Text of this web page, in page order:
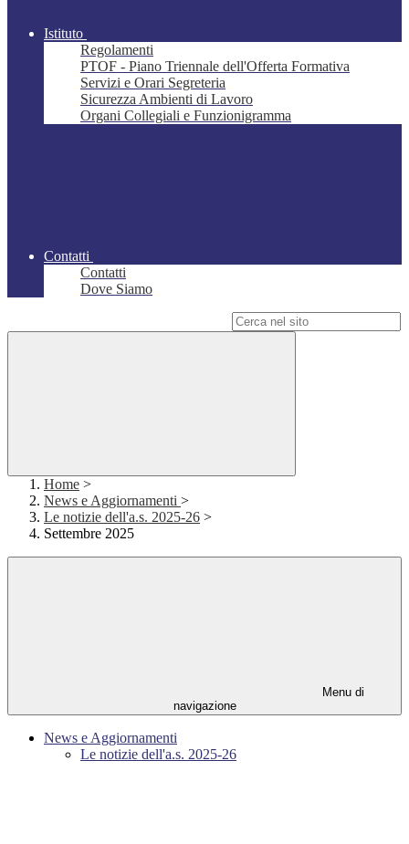
Istituto
Regolamenti
PTOF - Piano Triennale dell'Offerta Formativa
Servizi e Orari Segreteria
Sicurezza Ambienti di Lavoro
Organi Collegiali e Funzionigramma
Contatti
Contatti
Dove Siamo
Home >
News e Aggiornamenti >
Le notizie dell'a.s. 2025-26 >
Settembre 2025
Menu di
navigazione
News e Aggiornamenti
Le notizie dell'a.s. 2025-26